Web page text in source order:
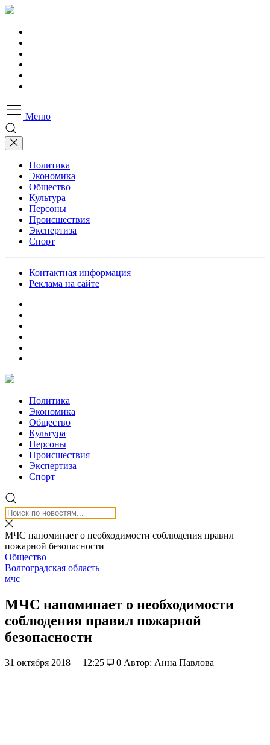
Меню
Политика
Экономика
Общество
Культура
Персоны
Происшествия
Экспертиза
Спорт
Контактная информация
Реклама на сайте
Политика
Экономика
Общество
Культура
Персоны
Происшествия
Экспертиза
Спорт
МЧС напоминает о необходимости соблюдения правил
пожарной безопасности
Общество
Волгоградская область
мчс
МЧС напоминает о необходимости
соблюдения правил пожарной
безопасности
31 октября 2018 12:25 0 Автор: Анна Павлова